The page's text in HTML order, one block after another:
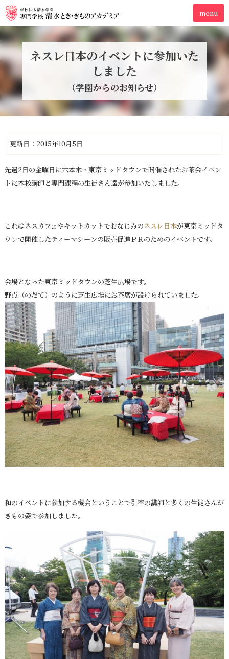
ネスレ日本のイベントに参加いた
しました
（学園からのお知らせ）
更新日：2015年10月5日
先週2日の金曜日に六本木・東京ミッドタウンで開催されたお茶会イベン
トに本校講師と専門課程の生徒さん達が参加いたしました。
これはネスカフェやキットカットでおなじみのネスレ日本が東京ミッドタ
ウンで開催したティーマシーンの販売促進ＰＲのためのイベントです。
会場となった東京ミッドタウンの芝生広場です。
野点（のだて）のように芝生広場にお茶席が設けられていました。
和のイベントに参加する機会ということで引率の講師と多くの生徒さんが
きもの姿で参加しました。